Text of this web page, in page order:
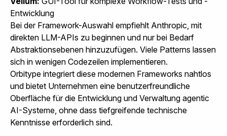
Entwicklung
Bei der Framework-Auswahl empfiehlt Anthropic, mit
direkten LLM-APIs zu beginnen und nur bei Bedarf
Abstraktionsebenen hinzuzufügen. Viele Patterns lassen
sich in wenigen Codezeilen implementieren.
Orbitype integriert diese modernen Frameworks nahtlos
und bietet Unternehmen eine benutzerfreundliche
Oberfläche für die Entwicklung und Verwaltung agentic
AI-Systeme, ohne dass tiefgreifende technische
Kenntnisse erforderlich sind.